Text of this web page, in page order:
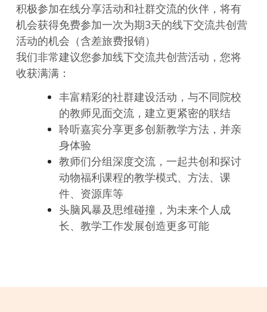
积极参加在线分享活动和社群交流的伙伴，将有
机会获得免费参加一次为期3天的线下交流共创营
活动的机会（含差旅费报销）
我们非常建议您参加线下交流共创营活动，您将
收获满满：
丰富精彩的社群建设活动，与不同院校
的教师见面交流，建立更紧密的联结
聆听嘉宾分享更多创新教学方法，并亲
身体验
教师们分组深度交流，一起共创和探讨
动物福利课程的教学模式、方法、课
件、资源库等
头脑风暴及思维碰撞，为未来个人成
长、教学工作发展创造更多可能